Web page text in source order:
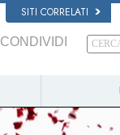
SITI CORRELATI
CONDIVIDI